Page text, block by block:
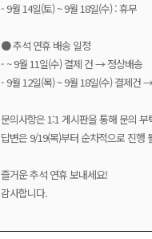
- 9월 14일(토) ~ 9월 18일(수) : 휴무
● 추석 연휴 배송 일정
- ~ 9월 11일(수) 결제 건 → 정상배송
- 9월 12일(목) ~ 9월 18일(수) 결제건
문의사항은 1:1 게시판을 통해 문의 부
답변은 9/19(목)부터 순차적으로 진행
즐거운 추석 연휴 보내세요!
감사합니다.